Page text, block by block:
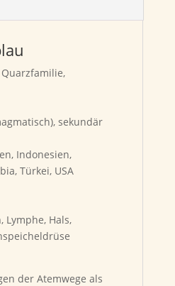
Quarzfamilie,
sekundär
Indonesien,
Türkei, USA
Lymphe, Hals,
der Atemwege als